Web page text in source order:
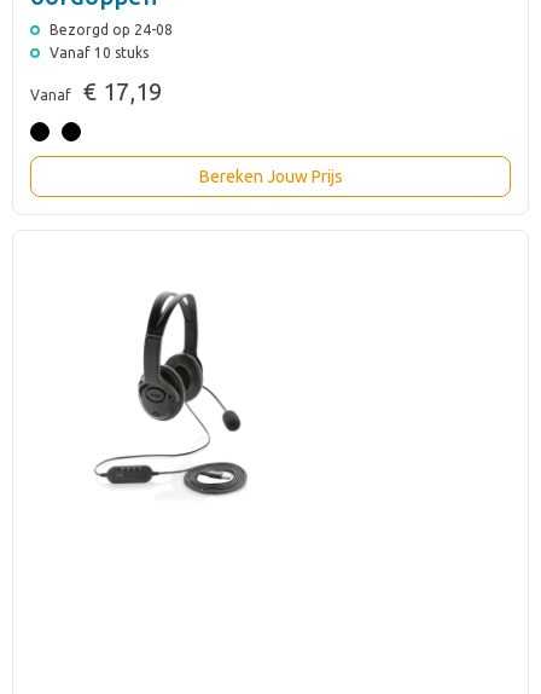
Bezorgd op 24-08
Vanaf 10 stuks
Vanaf € 17,19
Bereken Jouw Prijs